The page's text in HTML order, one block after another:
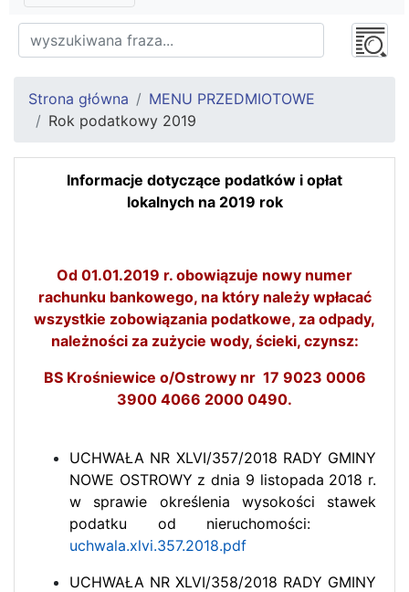
Strona główna
MENU PRZEDMIOTOWE
Rok podatkowy 2019
Informacje dotyczące podatków i opłat
lokalnych na 2019 rok
Od 01.01.2019 r. obowiązuje nowy numer
rachunku bankowego, na który należy wpłacać
wszystkie zobowiązania podatkowe, za odpady,
należności za zużycie wody, ścieki, czynsz:
BS Krośniewice o/Ostrowy nr 17 9023 0006
3900 4066 2000 0490.
UCHWAŁA NR XLVI/357/2018 RADY GMINY
NOWE OSTROWY z dnia 9 listopada 2018 r.
w sprawie określenia wysokości stawek
podatku od nieruchomości:
uchwala.xlvi.357.2018.pdf
UCHWAŁA NR XLVI/358/2018 RADY GMINY